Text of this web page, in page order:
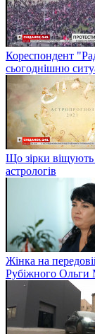
Кореспондент
сьогоднішню
Що зірки віщують
астрологів
Жінка на
Рубіжного Ольги